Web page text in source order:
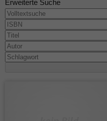
Erweiterte Suche